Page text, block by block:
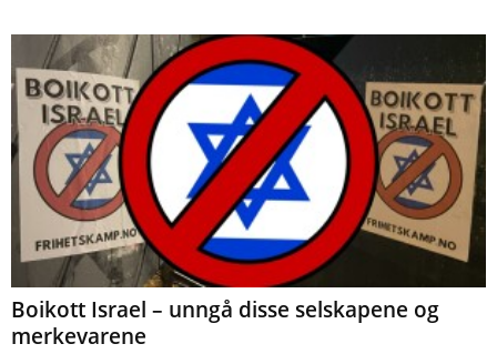
Boikott Israel – unngå disse selskapene og
merkevarene